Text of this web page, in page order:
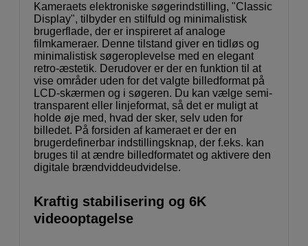
Kameraets elektroniske søgerindstilling, "Classic
Display", tilbyder en stilfuld og minimalistisk
brugerflade, der er inspireret af analoge
filmkameraer. Denne tilstand giver en tidløs og
minimalistisk søgeroplevelse med en elegant
retro-æstetik. Derudover er der en funktion til at
vise områder uden for det valgte billedformat på
LCD-skærmen og i søgeren. Du kan vælge semi-
transparent eller linjeformat, så det er muligt at
holde øje med, hvad der sker, selv uden for
billedet. På forsiden af kameraet er der en
brugerdefinerbar indstillingsknap, der f.eks. kan
bruges til at ændre billedformatet og aktivere den
digitale brændviddeudvidelse.
Kraftig stabilisering og 6K
videooptagelse